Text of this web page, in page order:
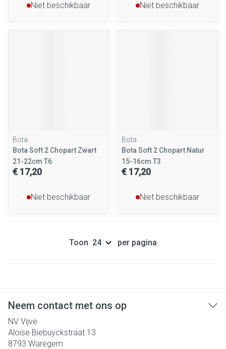
Niet beschikbaar Niet beschikbaar
Bota
Bota Soft 2 Chopart Zwart
21-22cm T6
€ 17,20
Niet beschikbaar
Bota
Bota Soft 2 Chopart Natur
15-16cm T3
€ 17,20
Niet beschikbaar
Toon per pagina
Neem contact met ons op
NV Vijve
Aloise Biebuyckstraat 13
8793 Waregem